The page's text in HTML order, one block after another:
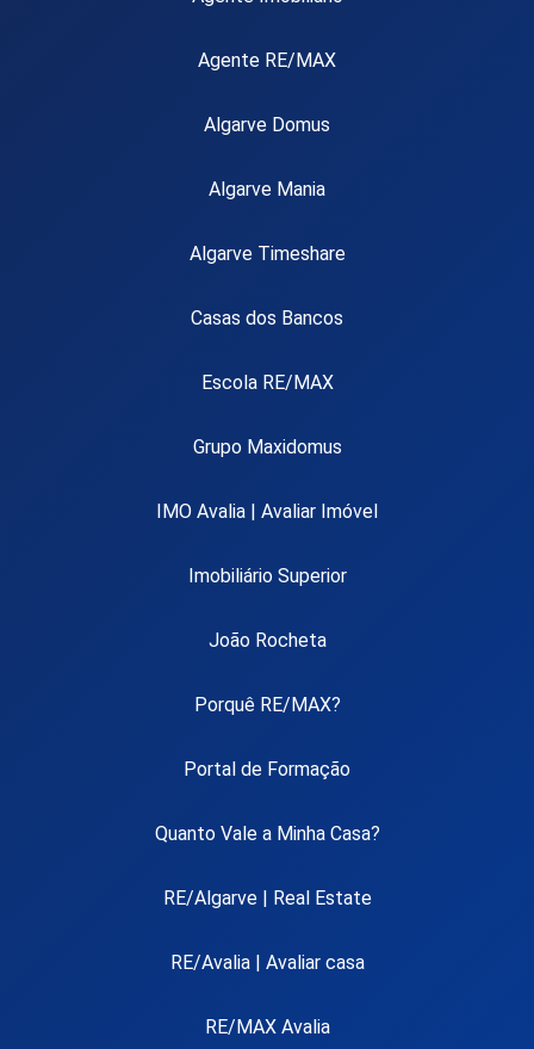
Agente RE/MAX
Algarve Domus
Algarve Mania
Algarve Timeshare
Casas dos Bancos
Escola RE/MAX
Grupo Maxidomus
IMO Avalia | Avaliar Imóvel
Imobiliário Superior
João Rocheta
Porquê RE/MAX?
Portal de Formação
Quanto Vale a Minha Casa?
RE/Algarve | Real Estate
RE/Avalia | Avaliar casa
RE/MAX Avalia